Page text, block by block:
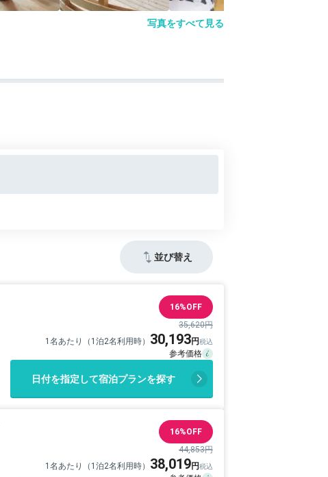
写真をすべて見る
並び替え
16%OFF
35,620円
1名あたり（1泊2名利用時） 30,193
日付を指定して宿泊プランを探す
16%OFF
44,853円
1名あたり（1泊2名利用時） 38,019